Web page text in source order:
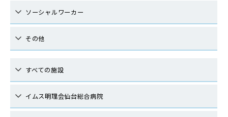
ソーシャルワーカー
その他
すべての施設
イムス明理会仙台総合病院